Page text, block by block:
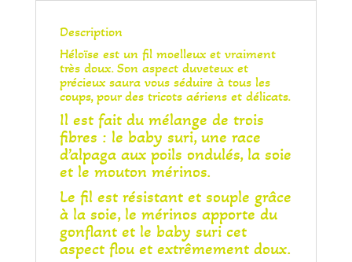
Description
Héloïse est un fil moelleux et vraiment
très doux. Son aspect duveteux et
précieux saura vous séduire à tous les
coups, pour des tricots aériens et délicats.
Il est fait du mélange de trois
fibres : le baby suri, une race
d’alpaga aux poils ondulés, la soie
et le mouton mérinos.
Le fil est résistant et souple grâce
à la soie, le mérinos apporte du
gonflant et le baby suri cet
aspect flou et extrêmement doux.